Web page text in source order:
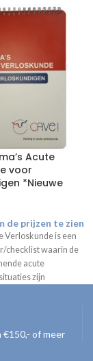
Acute
voor
*Nieuwe
de prijzen te zien
Verloskunde is een
checklist waarin de
acute
zijn
of meer